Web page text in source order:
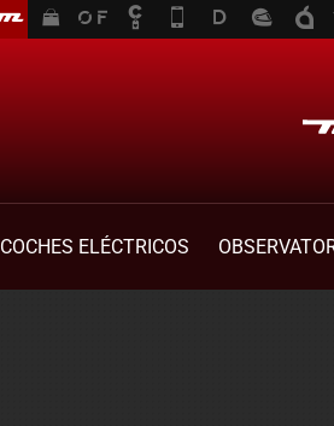
COCHES ELÉCTRICOS